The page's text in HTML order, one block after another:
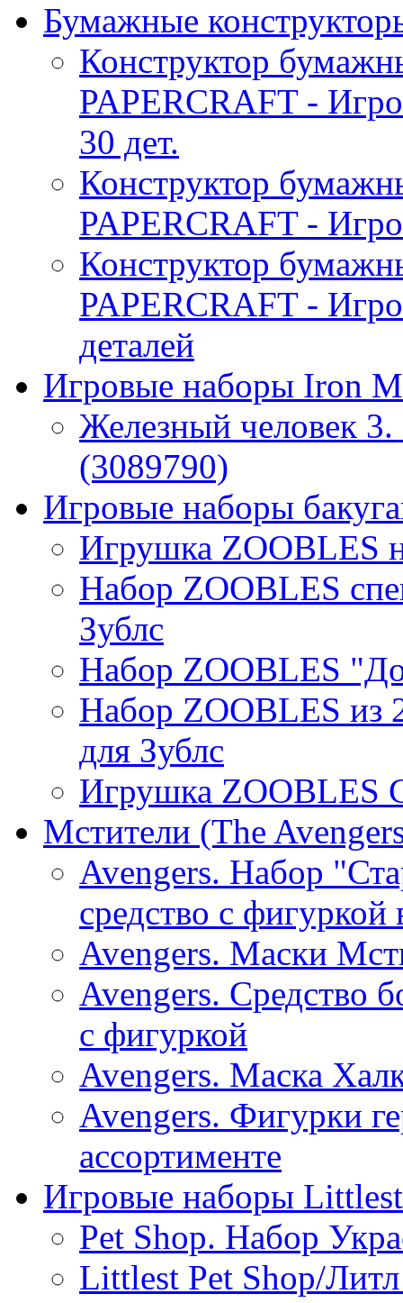
Бумажные
Конструктор
PAPERCRAFT -
30 дет.
Конструктор
PAPERCRAFT -
Конструктор
PAPERCRAFT -
деталей
Игровые наборы Iron
Железный человек
(3089790)
Игровые наборы
Игрушка ZOOBLES
Набор ZOOBLES
Зублс
Набор ZOOBLES
Набор ZOOBLES из
для Зублс
Игрушка ZOOBLES
Мстители (The
Avengers. Набор
средство с фигуркой
Avengers. Маски
Avengers. Средство
с фигуркой
Avengers. Маска
Avengers. Фигурки
ассортименте
Игровые наборы
Pet Shop. Набор
Littlest Pet Shop/